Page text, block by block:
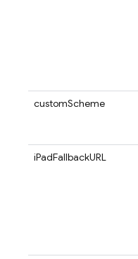
customScheme
iPadFallbackURL